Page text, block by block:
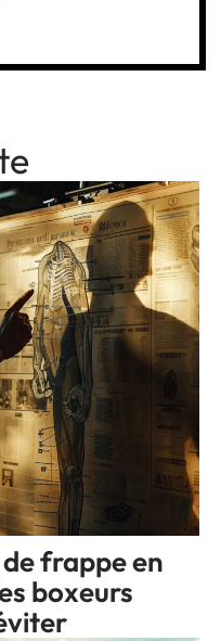
frappe en
boxeurs